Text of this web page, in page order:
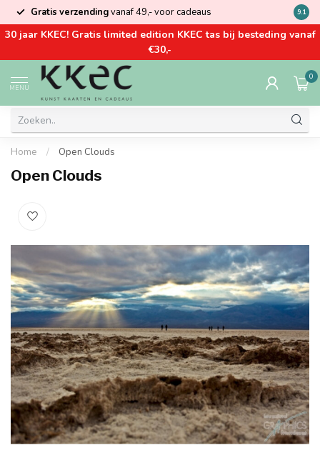
Gratis verzendingvanaf 49,- voor cadeaus Kom
9.1
30 jaar KKEC! Gratis limited edition KKEC tas bij besteding vanaf
€30,-
MENU
0
Home / Open Clouds
Open Clouds